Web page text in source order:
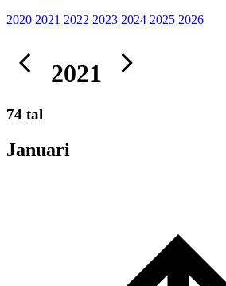
2020 2021 2022 2023 2024 2025 2026
2021
74 tal
Januari